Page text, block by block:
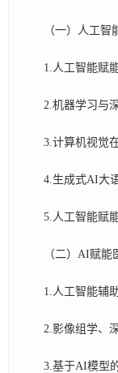
（一）人工智能
1.人工智能赋能
2.机器学习与深
3.计算机视觉在
4.生成式AI大语
5.人工智能赋能
（二）AI赋能医
1.人工智能辅助
2.影像组学、深
3.基于AI模型的